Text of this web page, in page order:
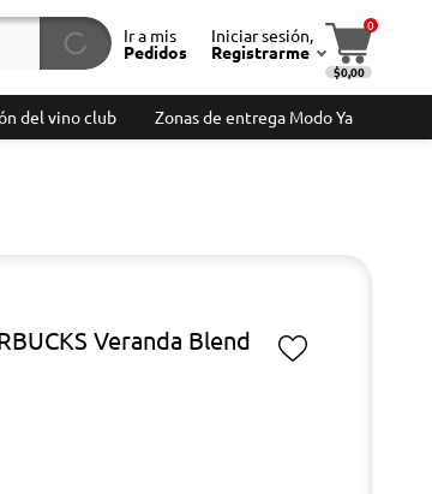
Ir a mis
Pedidos
Iniciar sesión,
Registrarme
0
$0,00
del vino club Zonas de entrega Modo Ya
Veranda Blend